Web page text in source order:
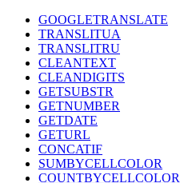
GOOGLETRANSLATE
TRANSLITUA
TRANSLITRU
CLEANTEXT
CLEANDIGITS
GETSUBSTR
GETNUMBER
GETDATE
GETURL
CONCATIF
SUMBYCELLCOLOR
COUNTBYCELLCOLOR